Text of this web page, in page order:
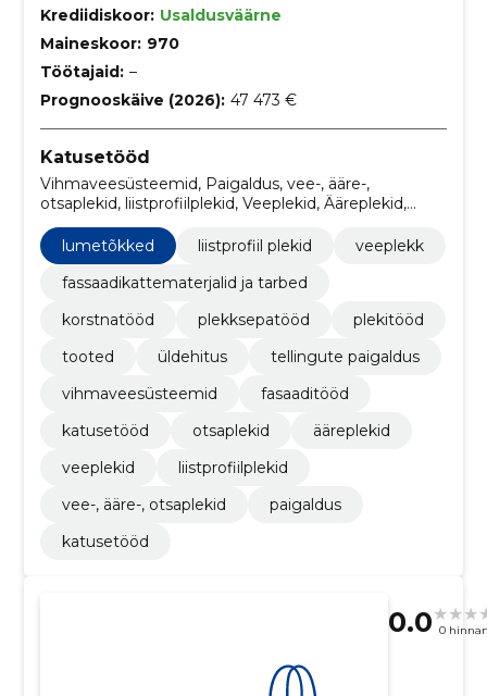
Krediidiskoor: Usaldusväärne
Maineskoor: 970
Töötajaid: –
Prognooskäive (2026): 47 473 €
Katusetööd
Vihmaveesüsteemid, Paigaldus, vee-, ääre-,
otsaplekid, liistprofiilplekid, Veeplekid, Ääreplekid,
lumetõkked
liistprofiil plekid
veeplekk
fassaadikattematerjalid ja tarbed
korstnatööd
plekksepatööd
plekitööd
tooted
üldehitus
tellingute paigaldus
vihmaveesüsteemid
fasaaditööd
katusetööd
otsaplekid
ääreplekid
veeplekid
liistprofiilplekid
vee-, ääre-, otsaplekid
paigaldus
katusetööd
0.0 0